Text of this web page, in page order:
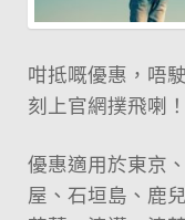
咁抵嘅優惠，唔
刻上官網撲飛喇！
優惠適用於東京
屋、石垣島、鹿